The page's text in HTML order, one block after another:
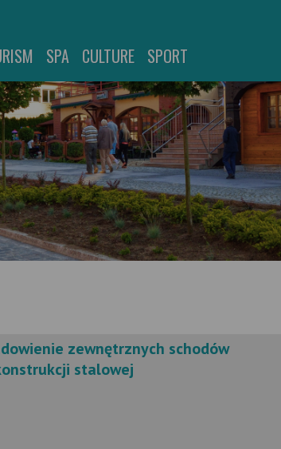
SPA CULTURE SPORT
zewnętrznych schodów
stalowej